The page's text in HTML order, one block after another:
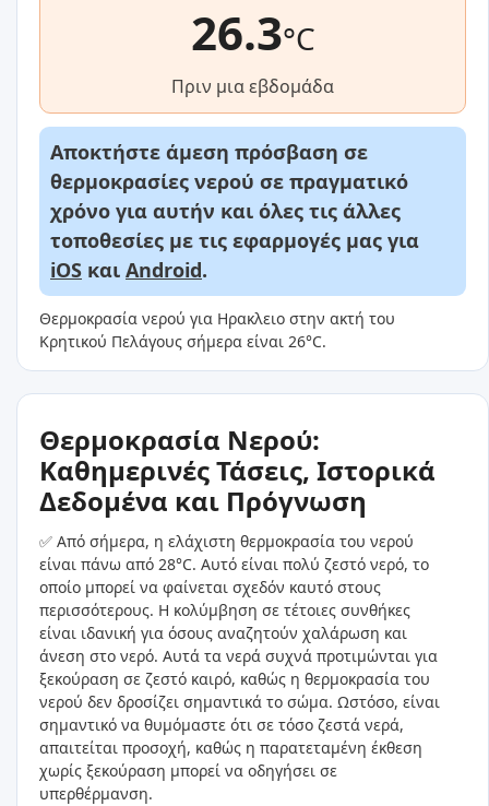
26.3°C
Πριν μια εβδομάδα
Αποκτήστε άμεση πρόσβαση σε
θερμοκρασίες νερού σε πραγματικό
χρόνο για αυτήν και όλες τις άλλες
τοποθεσίες με τις εφαρμογές μας για
iOS και Android.
Θερμοκρασία νερού για Ηρακλειο στην ακτή του
Κρητικού Πελάγους σήμερα είναι 26°C.
Θερμοκρασία Νερού:
Καθημερινές Τάσεις, Ιστορικά
Δεδομένα και Πρόγνωση
✅ Από σήμερα, η ελάχιστη θερμοκρασία του νερού
είναι πάνω από 28°C. Αυτό είναι πολύ ζεστό νερό, το
οποίο μπορεί να φαίνεται σχεδόν καυτό στους
περισσότερους. Η κολύμβηση σε τέτοιες συνθήκες
είναι ιδανική για όσους αναζητούν χαλάρωση και
άνεση στο νερό. Αυτά τα νερά συχνά προτιμώνται για
ξεκούραση σε ζεστό καιρό, καθώς η θερμοκρασία του
νερού δεν δροσίζει σημαντικά το σώμα. Ωστόσο, είναι
σημαντικό να θυμόμαστε ότι σε τόσο ζεστά νερά,
απαιτείται προσοχή, καθώς η παρατεταμένη έκθεση
χωρίς ξεκούραση μπορεί να οδηγήσει σε
υπερθέρμανση.